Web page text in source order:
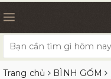
Trang chủ BÌNH GỐM